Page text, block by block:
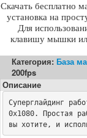
Обновления
Инструкция
Статьи
Бесплатные
Тарифы
Отзывы
Поддержка
Скачать бесплатно
установка на
Для
клавишу мышки
Категория: База
200fps
Описание
Суперглайдинг
0x1080. Простая
вы хотите, и